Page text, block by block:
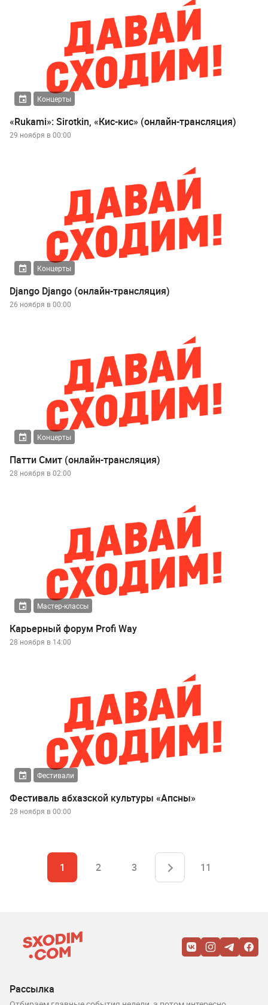
Концерты
«Rukami»: Sirotkin, «Кис-кис» (онлайн-трансляция)
29 ноября в 00:00
Концерты
Django Django (онлайн-трансляция)
26 ноября в 00:00
Концерты
Патти Смит (онлайн-трансляция)
28 ноября в 02:00
Мастер-классы
Карьерный форум Profi Way
28 ноября в 14:00
Фестивали
Фестиваль абхазской культуры «Апсны»
28 ноября в 00:00
1 2 3 11
Рассылка